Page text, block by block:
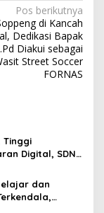
Pos berikutnya
di Kancah
Dedikasi Bapak
Diakui sebagai
Street Soccer
FORNAS
Tinggi
Digital, SDN
Jauh dengan
dan Google
dan